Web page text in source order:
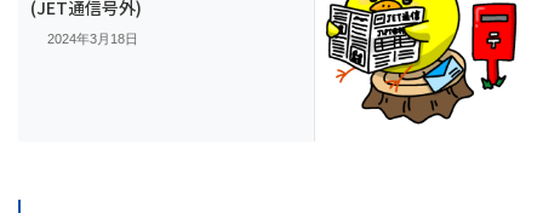
(JET通信号外)
2024年3月18日